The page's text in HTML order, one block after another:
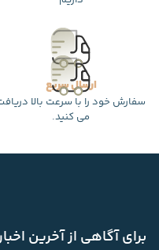
ارسال سریع
سفارش خود را با سرعت بالا
می کنید.
برای آگاهی از آخرین